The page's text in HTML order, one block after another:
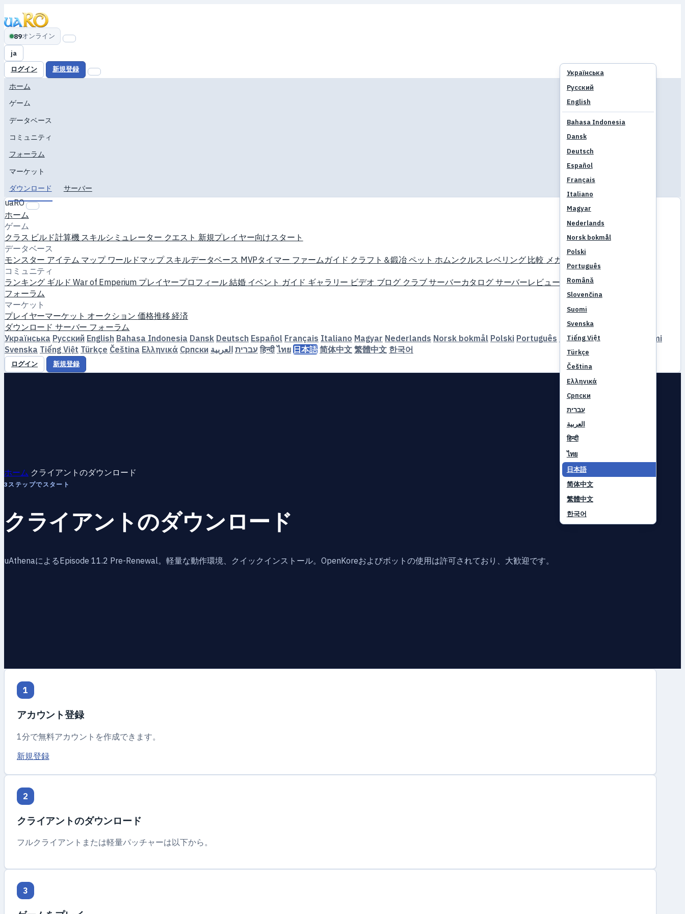
89オンライン
ja
Українська
Русский
English
Bahasa Indonesia
Dansk
Deutsch
Español
Français
Italiano
Magyar
Nederlands
Norsk bokmål
Polski
Português
Română
Slovenčina
Suomi
Svenska
Tiếng Việt
Türkçe
Čeština
Ελληνικά
Српски
עברית
العربية
हिन्दी
ไทย
日本語
简体中文
繁體中文
한국어
ログイン 新規登録
ホーム
ゲーム
データベース
コミュニティ
フォーラム
マーケット
ダウンロード
サーバー
uaRO
ホーム
ゲーム
クラス ビルド計算機 スキルシミュレーター クエスト 新規プレイヤー向けスタート
データベース
モンスター アイテム マップ ワールドマップ スキルデータベース MVPタイマー ファームガイド クラフト＆鍛冶 ペット ホムンクルス レベリング 比較 メカニクス
コミュニティ
ランキング ギルドWar of Emperium プレイヤープロフィール 結婚 イベント ガイド ギャラリー ビデオ ブログ クラブサーバーカタログ サーバーレビュー
パートナー
フォーラム
マーケット
プレイヤーマーケット オークション価格推移経済
ダウンロード サーバー フォーラム
Українська Русский English Bahasa Indonesia Dansk Deutsch Español Français Italiano Magyar Nederlands Norsk bokmål Polski Português Română Slovenčina
Suomi
Svenska Tiếng Việt Türkçe Čeština Ελληνικά Српски עברית العربية हिन्दी ไทย 日本語 简体中文 繁體中文 한국어
ログイン 新規登録
ホーム クライアントのダウンロード
3ステップでスタート
クライアントのダウンロード
uAthenaによるEpisode 11.2 Pre-Renewal。軽量な動作環境、クイックインストール。OpenKoreおよびボットの使用は許可されており、大歓迎です。
1
アカウント登録
1分で無料アカウントを作成できます。
新規登録
2
クライアントのダウンロード
フルクライアントまたは軽量パッチャーは以下から。
3